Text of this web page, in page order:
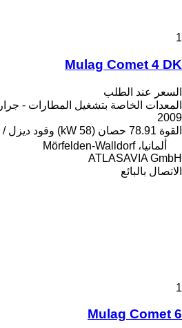
1
Mulag Comet 4 DK
السعر عند الطلب
المعدات الخاصة بتشغيل المطارات - جرار
2009
القوة 78.91 حصان (58 kW) وقود ديزل
ألمانيا، Mörfelden-Walldorf
ATLASAVIA GmbH
الاتصال بالبائع
1
Mulag Comet 6